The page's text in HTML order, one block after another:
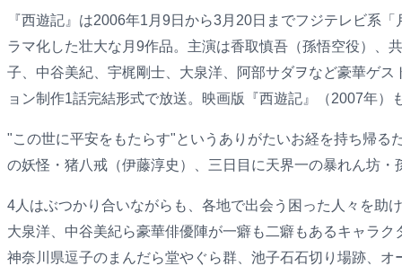
『西遊記』は2006年1月9日から3月20日までフジテレビ系
ラマ化した壮大な月9作品。主演は香取慎吾（孫悟空役）、
子、中谷美紀、宇梶剛士、大泉洋、阿部サダヲなど豪華ゲ
ョン制作1話完結形式で放送。映画版『西遊記』（2007年
"この世に平安をもたらす"というありがたいお経を持ち帰
の妖怪・猪八戒（伊藤淳史）、三日目に天界一の暴れん坊
4人はぶつかり合いながらも、各地で出会う困った人々を助
大泉洋、中谷美紀ら豪華俳優陣が一癖も二癖もあるキャラ
神奈川県逗子のまんだら堂やぐら群、池子石石切り場跡、